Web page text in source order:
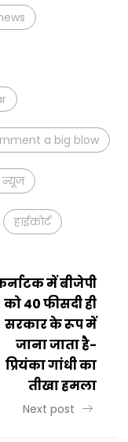
a big blow
न्यूज
हाईकोर्ट
में बीजेपी
को 40 फीसदी ही
सरकार के रूप में
जाना जाता है-
प्रियंका गांधी का
तीखा हमला
Next post